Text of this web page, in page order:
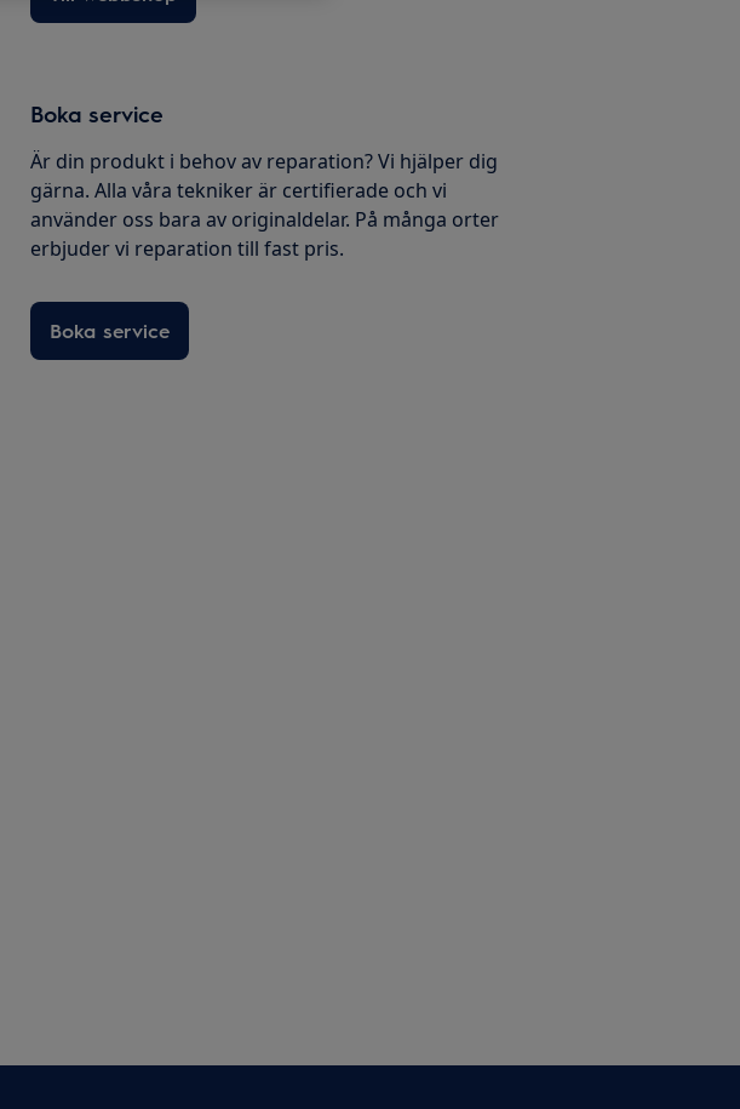
Boka service
Är din produkt i behov av reparation? Vi hjälper dig
gärna. Alla våra tekniker är certifierade och vi
använder oss bara av originaldelar. På många orter
erbjuder vi reparation till fast pris.
Boka service